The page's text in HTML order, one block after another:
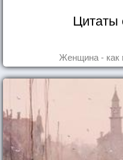
Женщина - как